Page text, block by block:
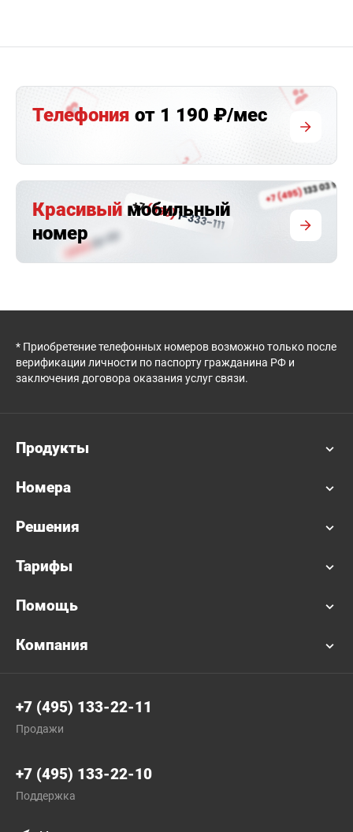
Телефония от 1 190 ₽/мес
Красивый мобильный
номер
* Приобретение телефонных номеров возможно только после
верификации личности по паспорту гражданина РФ и
заключения договора оказания услуг связи.
Продукты
Номера
Решения
Тарифы
Помощь
Компания
+7 (495) 133-22-11
Продажи
+7 (495) 133-22-10
Поддержка